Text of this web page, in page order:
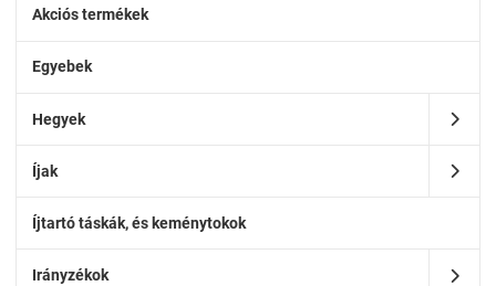
Akciós termékek
Egyebek
Hegyek
Íjak
Íjtartó táskák, és keménytokok
Irányzékok